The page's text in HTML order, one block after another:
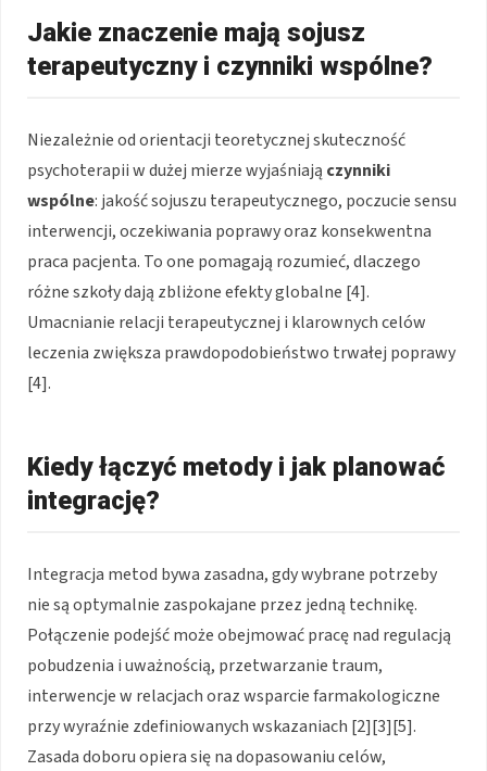
Jakie znaczenie mają sojusz
terapeutyczny i czynniki wspólne?
Niezależnie od orientacji teoretycznej skuteczność
psychoterapii w dużej mierze wyjaśniają czynniki
wspólne: jakość sojuszu terapeutycznego, poczucie sensu
interwencji, oczekiwania poprawy oraz konsekwentna
praca pacjenta. To one pomagają rozumieć, dlaczego
różne szkoły dają zbliżone efekty globalne [4].
Umacnianie relacji terapeutycznej i klarownych celów
leczenia zwiększa prawdopodobieństwo trwałej poprawy
[4].
Kiedy łączyć metody i jak planować
integrację?
Integracja metod bywa zasadna, gdy wybrane potrzeby
nie są optymalnie zaspokajane przez jedną technikę.
Połączenie podejść może obejmować pracę nad regulacją
pobudzenia i uważnością, przetwarzanie traum,
interwencje w relacjach oraz wsparcie farmakologiczne
przy wyraźnie zdefiniowanych wskazaniach [2][3][5].
Zasada doboru opiera się na dopasowaniu celów,